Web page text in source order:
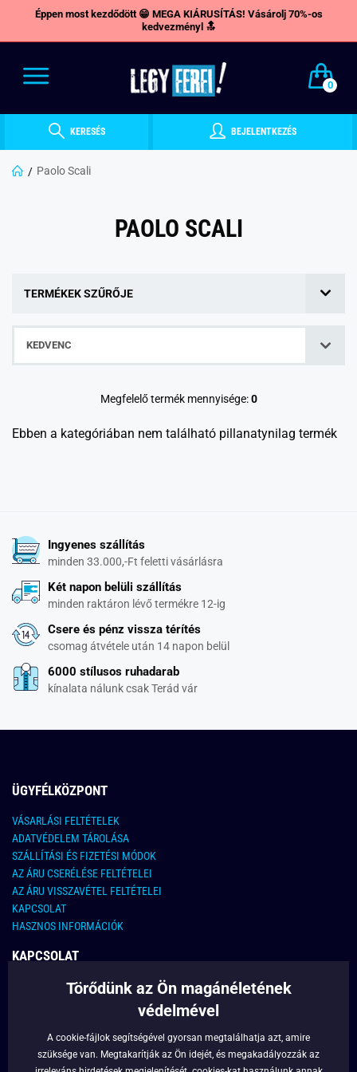
Éppen most kezdődött 😁 MEGA KIÁRUSÍTÁS! Vásárolj 70%-os
kedvezményl 🔝
0
KERESÉS BEJELENTKEZÉS
Paolo Scali
PAOLO SCALI
TERMÉKEK SZŰRŐJE
KEDVENC
Megfelelő termék mennyisége:0
Ebben a kategóriában nem található pillanatynilag termék
Ingyenes szállítás
minden 33.000,-Ft feletti vásárlásra
Két napon belüli szállítás
minden raktáron lévő termékre 12-ig
Csere és pénz vissza térítés
csomag átvétele után 14 napon belül
6000 stílusos ruhadarab
kínalata nálunk csak Terád vár
ÜGYFÉLKÖZPONT
VÁSARLÁSI FELTÉTELEK
ADATVÉDELEM TÁROLÁSA
SZÁLLÍTÁSI ÉS FIZETÉSI MÓDOK
AZ ÁRU CSERÉLÉSE FELTÉTELEI
AZ ÁRU VISSZAVÉTEL FELTÉTELEI
KAPCSOLAT
HASZNOS INFORMÁCIÓK
KAPCSOLAT
E-MAIL CÍM:
FONTOS INFORMÁCIÓK
RÓLUNK
Törődünk az Ön magánéletének
védelmével
A cookie-fájlok segítségével gyorsan megtalálhatja azt, amire
szüksége van. Megtakarítják az Ön idejét, és megakadályozzák az